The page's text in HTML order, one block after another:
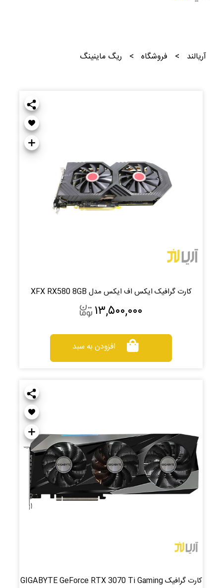
آریالند > فروشگاه > ریگ ماینینگ
کارت گرافیک ایکس اف ایکس مدل XFX RX580 8GB
۱۳,۵۰۰,۰۰۰
افزودن به سبد
کارت گرافیک GIGABYTE GeForce RTX 3070 Ti Gaming